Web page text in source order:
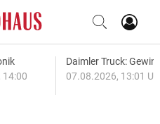
14:00
Daimler Truck:
07.08.2026, 13:01